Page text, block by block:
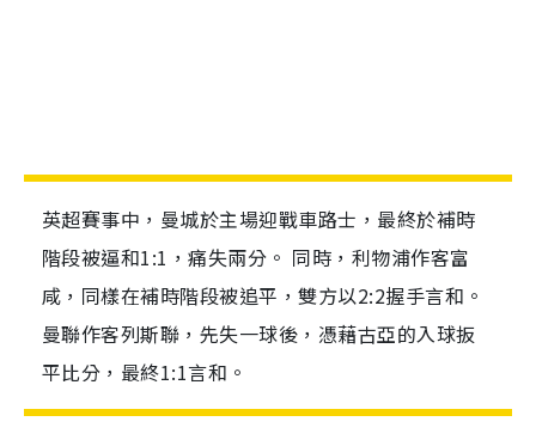
英超賽事中，曼城於主場迎戰車路士，最終於補時
階段被逼和1:1，痛失兩分。 同時，利物浦作客富
咸，同樣在補時階段被追平，雙方以2:2握手言和。
曼聯作客列斯聯，先失一球後，憑藉古亞的入球扳
平比分，最終1:1言和。